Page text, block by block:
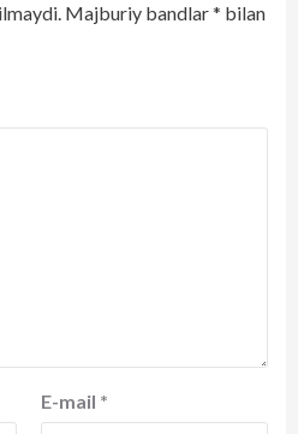
Majburiy bandlar* bilan
E-mail *